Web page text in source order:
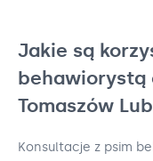
Jakie są
behawiorystą
Tomaszów
Konsultacje z psim